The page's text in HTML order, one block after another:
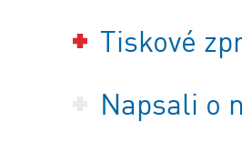
Tiskové
Napsali o